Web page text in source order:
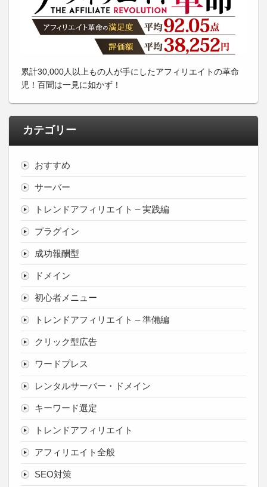
累計30,000人以上もの人が手にしたアフィリエイトの革命
児！百聞は一見に如かず！
カテゴリー
おすすめ
サーバー
トレンドアフィリエイト – 実践編
プラグイン
成功報酬型
ドメイン
初心者メニュー
トレンドアフィリエイト – 準備編
クリック型広告
ワードプレス
レンタルサーバー・ドメイン
キーワード選定
トレンドアフィリエイト
アフィリエイト全般
SEO対策